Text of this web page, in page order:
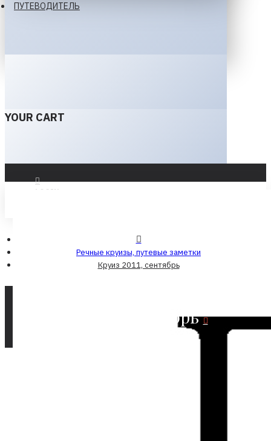
ПУТЕВОДИТЕЛЬ
YOUR CART
LOGIN
Речные круизы, путевые заметки
Круиз 2011, сентябрь
Круиз 2011, сентябрь